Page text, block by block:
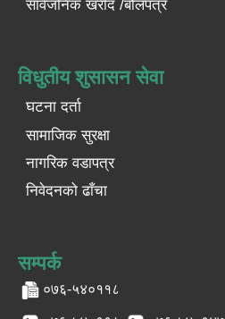
सार्वजनिक खरीद /बोलपत्र
विधुतीय शुसासन सेवा
घटना दर्ता
सामाजिक सुरक्षा
नागरिक वडापत्र
निवेदनको ढाँचा
सम्पर्क
०७६-५४०११८